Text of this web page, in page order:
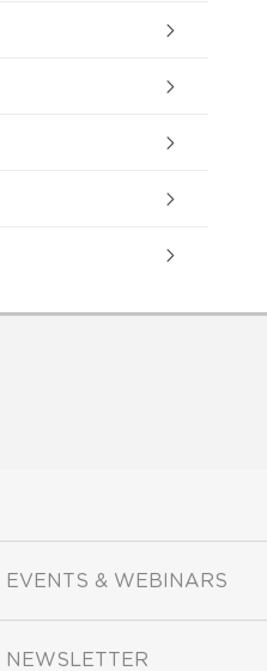
EVENTS & WEBINARS
NEWSLETTER